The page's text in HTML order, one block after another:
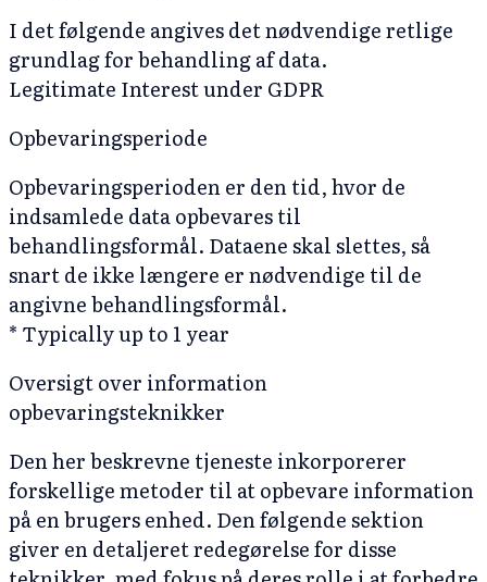
I det følgende angives det nødvendige retlige
grundlag for behandling af data.
Legitimate Interest under GDPR
Opbevaringsperiode
Opbevaringsperioden er den tid, hvor de
indsamlede data opbevares til
behandlingsformål. Dataene skal slettes, så
snart de ikke længere er nødvendige til de
angivne behandlingsformål.
* Typically up to 1 year
Oversigt over information
opbevaringsteknikker
Den her beskrevne tjeneste inkorporerer
forskellige metoder til at opbevare information
på en brugers enhed. Den følgende sektion
giver en detaljeret redegørelse for disse